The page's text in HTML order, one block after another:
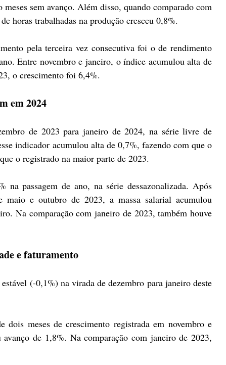
sem avanço. Além disso, quando comparado com
horas trabalhadas na produção cresceu 0,8%.
pela terceira vez consecutiva foi o de rendimento
Entre novembro e janeiro, o índice acumulou alta de
o crescimento foi 6,4%.
em 2024
de 2023 para janeiro de 2024, na série livre de
indicador acumulou alta de 0,7%, fazendo com que o
o registrado na maior parte de 2023.
na passagem de ano, na série dessazonalizada. Após
maio e outubro de 2023, a massa salarial acumulou
Na comparação com janeiro de 2023, também houve
e faturamento
(-0,1%) na virada de dezembro para janeiro deste
dois meses de crescimento registrada em novembro e
de 1,8%. Na comparação com janeiro de 2023,